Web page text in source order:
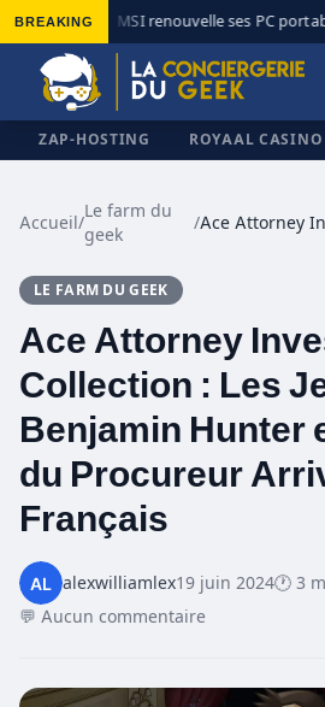
BREAKING MSI renouvelle ses PC
ZAP-HOSTING ROYAAL CASINO
Accueil/
Le farm du
geek
/
LE FARM DU GEEK
Ace Attorney
Collection : Les
Benjamin Hunter
du Procureur
Français
alexwilliamlex19 juin 2024🕐 3
💬 Aucun commentaire